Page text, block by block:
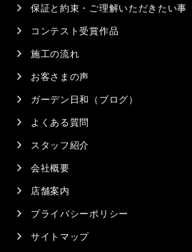
保証と約束・ご理解いただきたい事
コンテスト受賞作品
施工の流れ
お客さまの声
ガーデン日和（ブログ）
よくある質問
スタッフ紹介
会社概要
店舗案内
プライバシーポリシー
サイトマップ